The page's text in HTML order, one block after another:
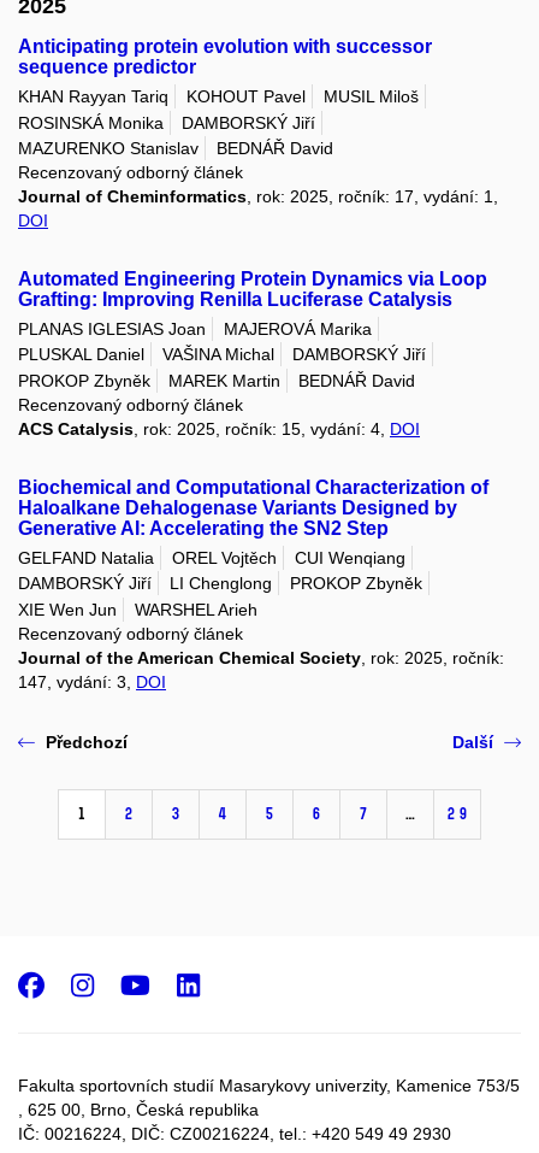
2025
Anticipating protein evolution with successor
sequence predictor
KHAN Rayyan Tariq KOHOUT Pavel
MUSIL Miloš
ROSINSKÁ Monika
DAMBORSKÝ Jiří
MAZURENKO Stanislav
BEDNÁŘ David
Recenzovaný odborný článek
Journal of Cheminformatics , rok: 2025, ročník: 17, vydání: 1,
DOI
Automated Engineering Protein Dynamics via Loop
Grafting: Improving Renilla Luciferase Catalysis
PLANAS IGLESIAS Joan
MAJEROVÁ Marika
PLUSKAL Daniel
VAŠINA Michal
DAMBORSKÝ Jiří
PROKOP Zbyněk
MAREK Martin
BEDNÁŘ David
Recenzovaný odborný článek
ACS Catalysis , rok: 2025, ročník: 15, vydání: 4, DOI
Biochemical and Computational Characterization of
Haloalkane Dehalogenase Variants Designed by
Generative AI: Accelerating the SN2 Step
GELFAND Natalia OREL Vojtěch
CUI Wenqiang
DAMBORSKÝ Jiří
LI Chenglong
PROKOP Zbyněk
XIE Wen Jun
WARSHEL Arieh
Recenzovaný odborný článek
Journal of the American Chemical Society , rok: 2025, ročník:
147, vydání: 3, DOI
Předchozí
1 2 3 4 5 6 7 … 29
Další
Fakulta sportovních studií Masarykovy univerzity, Kamenice 753/5​
, 625 00, Brno, Česká republika
IČ: 00216224, DIČ: CZ00216224, tel.: +420 549 49 2930
Facebook
Instagram
Youtube
LinkedIn